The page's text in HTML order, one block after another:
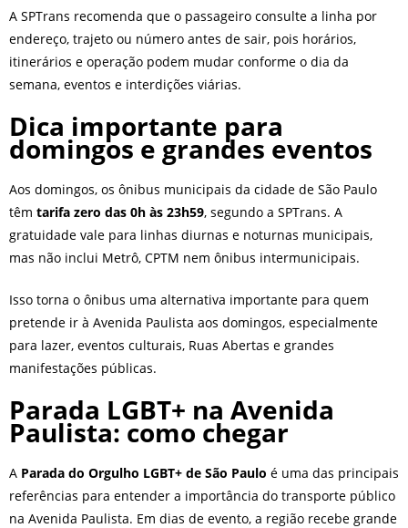
A SPTrans recomenda que o passageiro consulte a linha por
endereço, trajeto ou número antes de sair, pois horários,
itinerários e operação podem mudar conforme o dia da
semana, eventos e interdições viárias.
Dica importante para
domingos e grandes eventos
Aos domingos, os ônibus municipais da cidade de São Paulo
têm tarifa zero das 0h às 23h59, segundo a SPTrans. A
gratuidade vale para linhas diurnas e noturnas municipais,
mas não inclui Metrô, CPTM nem ônibus intermunicipais.
Isso torna o ônibus uma alternativa importante para quem
pretende ir à Avenida Paulista aos domingos, especialmente
para lazer, eventos culturais, Ruas Abertas e grandes
manifestações públicas.
Parada LGBT+ na Avenida
Paulista: como chegar
A Parada do Orgulho LGBT+ de São Paulo é uma das principais
referências para entender a importância do transporte público
na Avenida Paulista. Em dias de evento, a região recebe grande